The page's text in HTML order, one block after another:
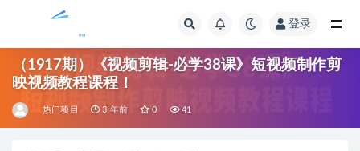
登录
（1917期）《视频剪辑-必学38课》短视频制作剪
映视频教程课程！
热门项目 3 年前 0 41